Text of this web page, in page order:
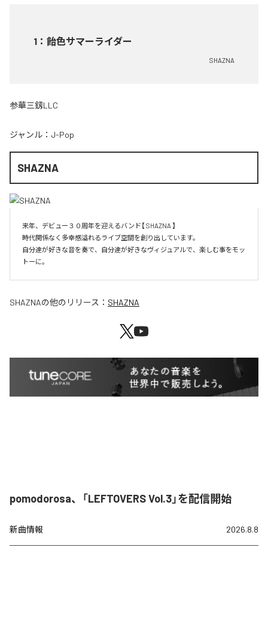
1 ： 飴色サマーライダー
SHAZNA
参華三釼LLC
ジャンル： J-Pop
SHAZNA
来年、デビュー３０周年を迎えるバンド【 SHAZNA 】
時代関係なく多幸感溢れるライブ空間を創り出しています。
自分達が好きな音を奏で、自分達が好きなヴィジュアルで、楽しむ事をモッ
SHAZNAの他のリリース： SHAZNA
pomodorosa、「LEFTOVERS Vol.3」を配信開始
新曲情報 2026.8.8